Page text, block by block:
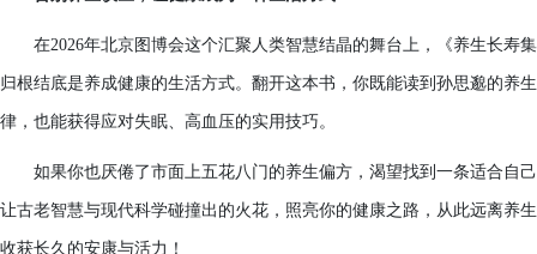
在2026年北京图博会这个汇聚人类智慧结晶的舞台上，《养生长寿
归根结底是养成健康的生活方式。翻开这本书，你既能读到孙思邈的养
律，也能获得应对失眠、高血压的实用技巧。
如果你也厌倦了市面上五花八门的养生偏方，渴望找到一条适合自
让古老智慧与现代科学碰撞出的火花，照亮你的健康之路，从此远离养
收获长久的安康与活力！